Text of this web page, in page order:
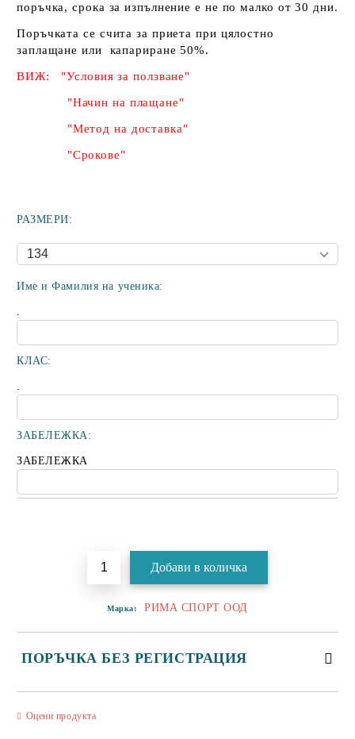
поръчка, срока за изпълнение е не по малко от 30 дни.
Поръчката се счита за приета при цялостно
заплащане или капариране 50%.
ВИЖ: "Условия за ползване"
"Начин на плащане"
"Метод на доставка"
"Срокове"
РАЗМЕРИ:
Име и Фамилия на ученика:
.
КЛАС:
.
ЗАБЕЛЕЖКА:
ЗАБЕЛЕЖКА
Марка: РИМА СПОРТ ООД
ПОРЪЧКА БЕЗ РЕГИСТРАЦИЯ
Оцени продукта